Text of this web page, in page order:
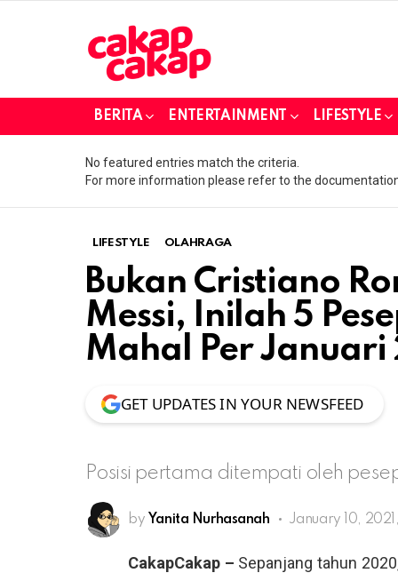
BERITA ENTERTAINMENT LIFESTYLE
No featured entries match the criteria.
For more information please refer to the
LIFESTYLE OLAHRAGA
Bukan Cristiano
Messi, Inilah 5
Mahal Per Januari
GET UPDATES IN YOUR NEWSFEED
Posisi pertama ditempati oleh
by Yanita Nurhasanah January 10,
CakapCakap – Sepanjang tahun